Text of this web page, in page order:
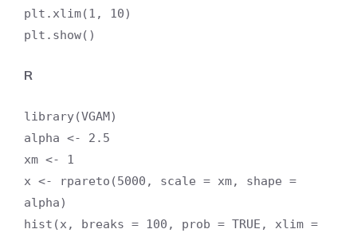
plt.xlim(1, 10)
plt.show()
R
library(VGAM)
alpha <- 2.5
xm <- 1
x <- rpareto(5000, scale = xm, shape =
alpha)
hist(x, breaks = 100, prob = TRUE, xlim =